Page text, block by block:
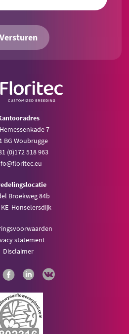
Versturen
7
BG Woubrugge
(0)172 518 963
Broekweg 84b
KE Honselersdijk
statement
Disclaimer